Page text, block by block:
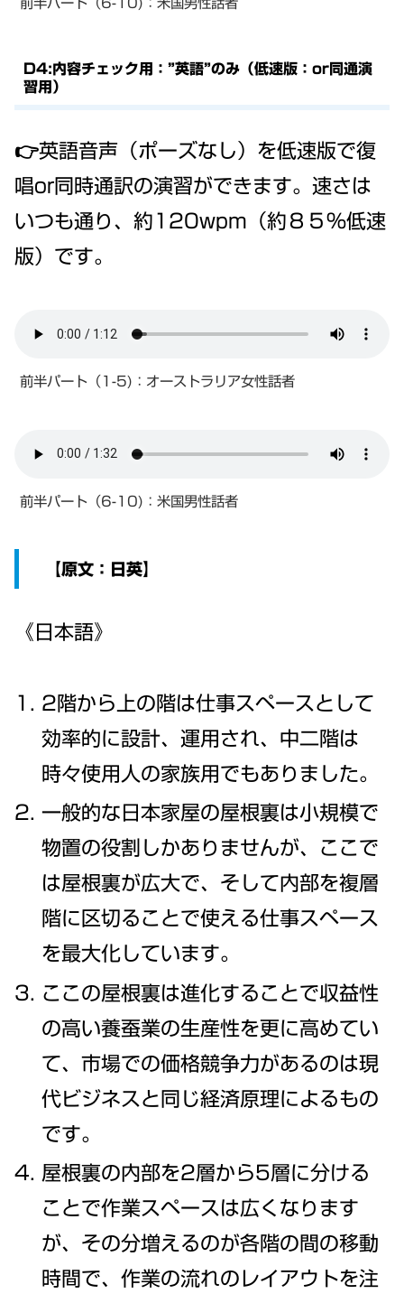
D4:内容チェック用：”英語”のみ（低速版：or同通演
習用）
👉英語音声（ポーズなし）を低速版で復
唱or同時通訳の演習ができます。速さは
いつも通り、約120wpm（約８５％低速
版）です。
前半パート（1-5)：オーストラリア女性話者
前半パート（6-10)：米国男性話者
【原文：日英】
《日本語》
2階から上の階は仕事スペースとして
効率的に設計、運用され、中二階は
時々使用人の家族用でもありました。
一般的な日本家屋の屋根裏は小規模で
物置の役割しかありませんが、ここで
は屋根裏が広大で、そして内部を複層
階に区切ることで使える仕事スペース
を最大化しています。
ここの屋根裏は進化することで収益性
の高い養蚕業の生産性を更に高めてい
て、市場での価格競争力があるのは現
代ビジネスと同じ経済原理によるもの
です。
屋根裏の内部を2層から5層に分ける
ことで作業スペースは広くなります
が、その分増えるのが各階の間の移動
時間で、作業の流れのレイアウトを注